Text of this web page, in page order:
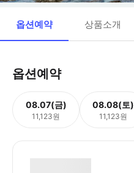
옵션예약 상품소개
옵션예약
08.07(금)
11,123원
08.08(토)
11,123원